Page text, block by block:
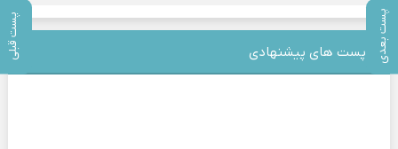
پست بعدی پست قبلی پست های پیشنهادی